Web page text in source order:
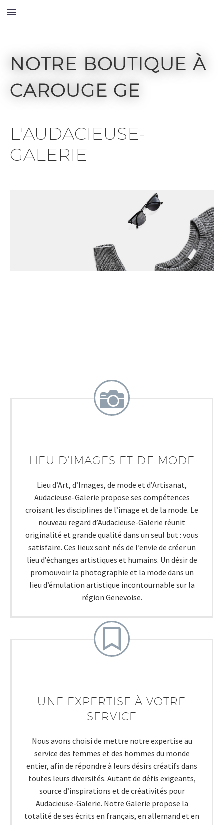
NOTRE BOUTIQUE À
CAROUGE GE
L'AUDACIEUSE-
GALERIE
LIEU D'IMAGES ET DE MODE
Lieu d’Art, d’Images, de mode et d’Artisanat,
Audacieuse-Galerie propose ses compétences
croisant les disciplines de l’image et de la mode. Le
nouveau regard d’Audacieuse-Galerie réunit
originalité et grande qualité dans un seul but : vous
satisfaire. Ces lieux sont nés de l’envie de créer un
lieu d’échanges artistiques et humains. Un désir de
promouvoir la photographie et la mode dans un
lieu d’émulation artistique incontournable sur la
région Genevoise.
UNE EXPERTISE À VOTRE
SERVICE
Nous avons choisi de mettre notre expertise au
service des femmes et des hommes du monde
entier, afin de répondre à leurs désirs créatifs dans
toutes leurs diversités. Autant de défis exigeants,
source d’inspirations et de créativités pour
Audacieuse-Galerie. Notre Galerie propose la
totalité de ses écrits en français, en allemand et en